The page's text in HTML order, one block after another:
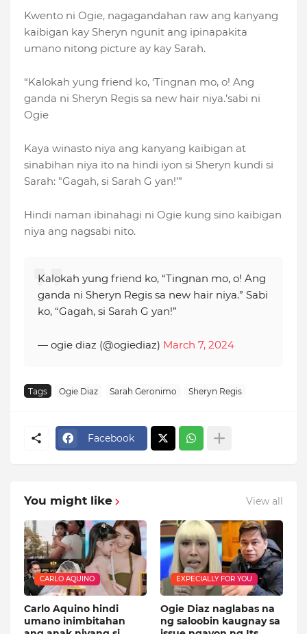
Kwento ni Ogie, nagagandahan raw ang kanyang
kaibigan kay Sheryn ngunit ang ipinapakita
umano nitong picture ay kay Sarah.
“Kalokah yung friend ko, ‘Tingnan mo, o! Ang
ganda ni Sheryn Regis sa new hair niya.’sabi ni
Ogie
Kaya winasto niya ang kanyang kaibigan at
sinabihan niya ito na hindi iyon si Sheryn kundi si
Sarah: "Gagah, si Sarah G yan!’”
Hindi naman ibinahagi ni Ogie kung sino kaibigan
niya ang nagsabi nito.
Kalokah yung friend ko, “Tingnan mo, o! Ang
ganda ni Sheryn Regis sa new hair niya.” Sabi
ko, “Gagah, si Sarah G yan!”
— ogie diaz (@ogiediaz) March 7, 2024
Tags Ogie Diaz Sarah Geronimo Sheryn Regis
Facebook
You might like View all
CARLO AQUINO
Carlo Aquino hindi
umano inimbitahan
EXPECIALLY FOR YOU
Ogie Diaz naglabas na
ng saloobin kaugnay sa